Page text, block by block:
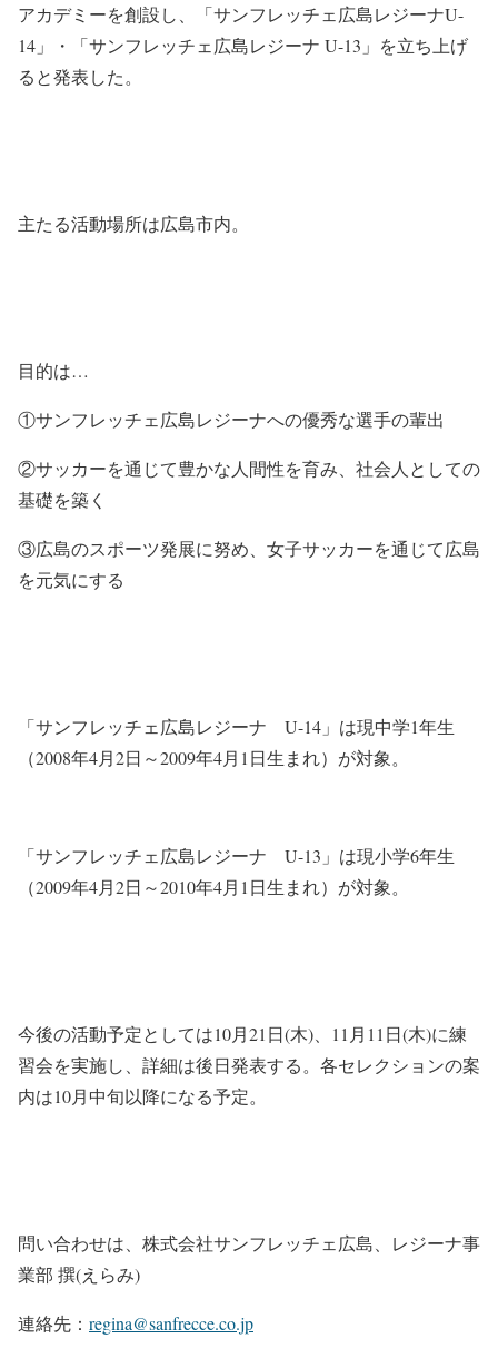
アカデミーを創設し、「サンフレッチェ広島レジーナU-
14」・「サンフレッチェ広島レジーナ U-13」を立ち上げ
ると発表した。
主たる活動場所は広島市内。
目的は…
①サンフレッチェ広島レジーナへの優秀な選手の輩出
②サッカーを通じて豊かな人間性を育み、社会人としての
基礎を築く
③広島のスポーツ発展に努め、女子サッカーを通じて広島
を元気にする
「サンフレッチェ広島レジーナ U-14」は現中学1年生
（2008年4月2日～2009年4月1日生まれ）が対象。
「サンフレッチェ広島レジーナ U-13」は現小学6年生
（2009年4月2日～2010年4月1日生まれ）が対象。
今後の活動予定としては10月21日(木)、11月11日(木)に練
習会を実施し、詳細は後日発表する。各セレクションの案
内は10月中旬以降になる予定。
問い合わせは、株式会社サンフレッチェ広島、レジーナ事
業部 撰(えらみ)
連絡先： regina@sanfrecce.co.jp